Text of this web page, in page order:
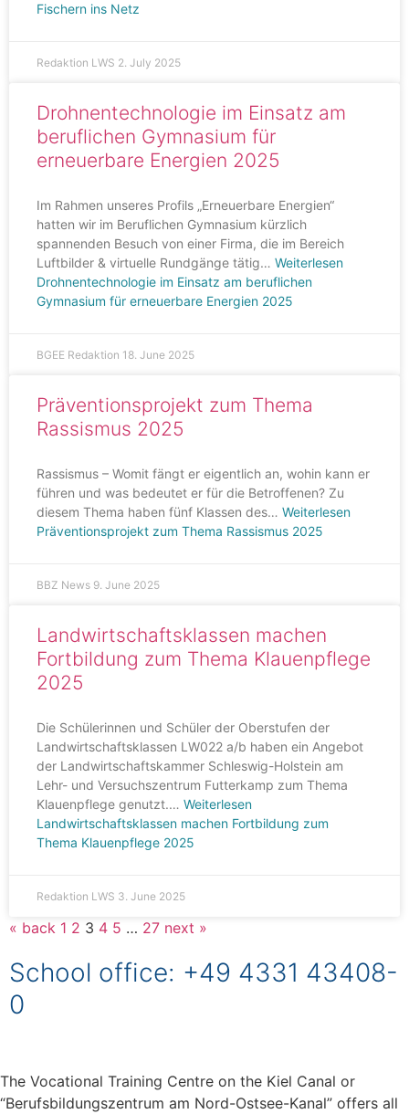
Fischern ins Netz
Redaktion LWS 2. July 2025
Drohnentechnologie im Einsatz am
beruflichen Gymnasium für
erneuerbare Energien 2025
Im Rahmen unseres Profils „Erneuerbare Energien“
hatten wir im Beruflichen Gymnasium kürzlich
spannenden Besuch von einer Firma, die im Bereich
Luftbilder & virtuelle Rundgänge tätig… Weiterlesen
Drohnentechnologie im Einsatz am beruflichen
Gymnasium für erneuerbare Energien 2025
BGEE Redaktion 18. June 2025
Präventionsprojekt zum Thema
Rassismus 2025
Rassismus – Womit fängt er eigentlich an, wohin kann er
führen und was bedeutet er für die Betroffenen? Zu
diesem Thema haben fünf Klassen des… Weiterlesen
Präventionsprojekt zum Thema Rassismus 2025
BBZ News 9. June 2025
Landwirtschaftsklassen machen
Fortbildung zum Thema Klauenpflege
2025
Die Schülerinnen und Schüler der Oberstufen der
Landwirtschaftsklassen LW022 a/b haben ein Angebot
der Landwirtschaftskammer Schleswig-Holstein am
Lehr- und Versuchszentrum Futterkamp zum Thema
Klauenpflege genutzt.… Weiterlesen
Landwirtschaftsklassen machen Fortbildung zum
Thema Klauenpflege 2025
Redaktion LWS 3. June 2025
« back 1 2 3 4 5 … 27 next »
School office: +49 4331 43408-
0
The Vocational Training Centre on the Kiel Canal or
“Berufsbildungszentrum am Nord-Ostsee-Kanal” offers all